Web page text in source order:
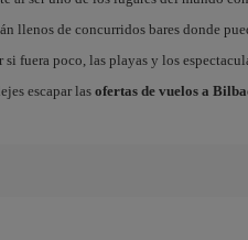
llenos de concurridos bares donde
fuera poco, las playas y los
escapar las ofertas de vuelos a